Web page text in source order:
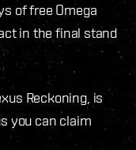
of free Omega
in the final stand
Reckoning, is
you can claim